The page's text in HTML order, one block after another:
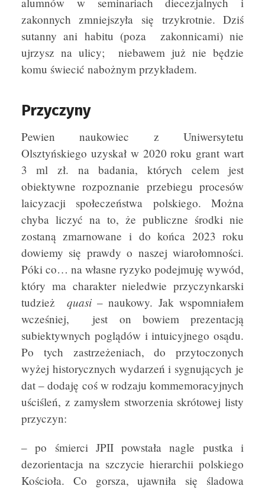
zakonnych zmniejszyła się trzykrotnie. Dziś
sutanny ani habitu (poza zakonnicami) nie
ujrzysz na ulicy; niebawem już nie będzie
komu świecić nabożnym przykładem.
Przyczyny
Pewien naukowiec z Uniwersytetu
Olsztyńskiego uzyskał w 2020 roku grant wart
3 ml zł. na badania, których celem jest
obiektywne rozpoznanie przebiegu procesów
laicyzacji społeczeństwa polskiego. Można
chyba liczyć na to, że publiczne środki nie
zostaną zmarnowane i do końca 2023 roku
dowiemy się prawdy o naszej wiarołomności.
Póki co… na własne ryzyko podejmuję wywód,
który ma charakter nieledwie przyczynkarski
tudzież quasi– naukowy. Jak wspomniałem
wcześniej, jest on bowiem prezentacją
subiektywnych poglądów i intuicyjnego osądu.
Po tych zastrzeżeniach, do przytoczonych
wyżej historycznych wydarzeń i sygnujących je
dat – dodaję coś w rodzaju kommemoracyjnych
uściśleń, z zamysłem stworzenia skrótowej listy
przyczyn:
– po śmierci JPII powstała nagle pustka i
dezorientacja na szczycie hierarchii polskiego
Kościoła. Co gorsza, ujawniła się śladowa